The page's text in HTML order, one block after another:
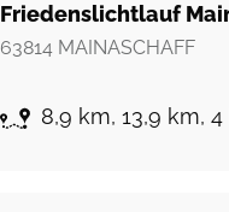
Friedenslichtlauf
63814 MAINASCHAFF
8,9 km, 13,9 km,